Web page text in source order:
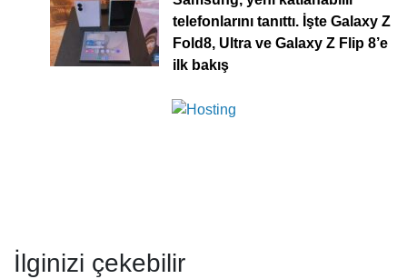
telefonlarını tanıttı. İşte Galaxy Z
Fold8, Ultra ve Galaxy Z Flip 8’e
ilk bakış
İlginizi çekebilir